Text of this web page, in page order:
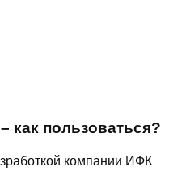
как пользоваться?
компании ИФК